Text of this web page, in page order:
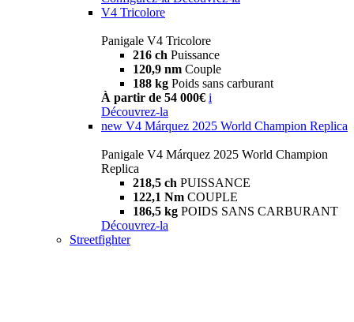
V4 Tricolore
Panigale V4 Tricolore
216 ch Puissance
120,9 nm Couple
188 kg Poids sans carburant
À partir de 54 000€ i
Découvrez-la
new V4 Márquez 2025 World Champion Replica
Panigale V4 Márquez 2025 World Champion
Replica
218,5 ch PUISSANCE
122,1 Nm COUPLE
186,5 kg POIDS SANS CARBURANT
Découvrez-la
Streetfighter